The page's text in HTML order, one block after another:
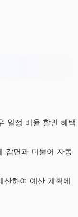
일정 비율 할인 혜택
감면과 더불어 자동
산하여 예산 계획에